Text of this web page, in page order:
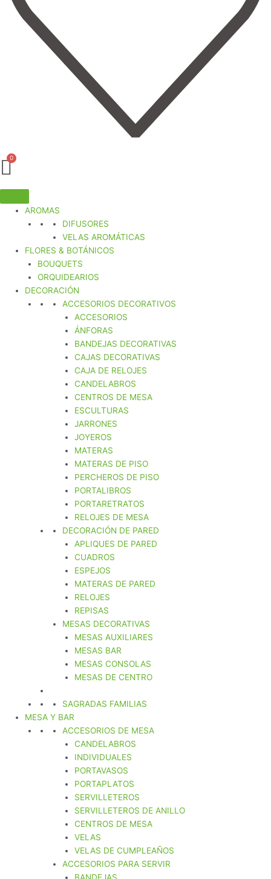
AROMAS
DIFUSORES
VELAS AROMÁTICAS
FLORES & BOTÁNICOS
BOUQUETS
ORQUIDEARIOS
DECORACIÓN
ACCESORIOS DECORATIVOS
ACCESORIOS
ÁNFORAS
BANDEJAS DECORATIVAS
CAJAS DECORATIVAS
CAJA DE RELOJES
CANDELABROS
CENTROS DE MESA
ESCULTURAS
JARRONES
JOYEROS
MATERAS
MATERAS DE PISO
PERCHEROS DE PISO
PORTALIBROS
PORTARETRATOS
RELOJES DE MESA
DECORACIÓN DE PARED
APLIQUES DE PARED
CUADROS
ESPEJOS
MATERAS DE PARED
RELOJES
REPISAS
MESAS DECORATIVAS
MESAS AUXILIARES
MESAS BAR
MESAS CONSOLAS
MESAS DE CENTRO
SAGRADAS FAMILIAS
MESA Y BAR
ACCESORIOS DE MESA
CANDELABROS
INDIVIDUALES
PORTAVASOS
PORTAPLATOS
SERVILLETEROS
SERVILLETEROS DE ANILLO
CENTROS DE MESA
VELAS
VELAS DE CUMPLEAÑOS
ACCESORIOS PARA SERVIR